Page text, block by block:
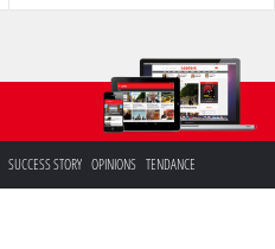
SUCCESS STORY OPINIONS TENDANCE